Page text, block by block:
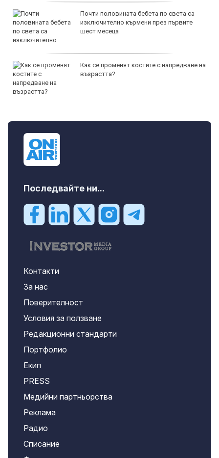
Почти половината бебета по света са
изключително кърмени през първите
шест месеца
Как се променят костите с напредване на
възрастта?
Последвайте ни...
Контакти
За нас
Поверителност
Условия за ползване
Редакционни стандарти
Портфолио
Екип
PRESS
Медийни партньорства
Реклама
Радио
Списание